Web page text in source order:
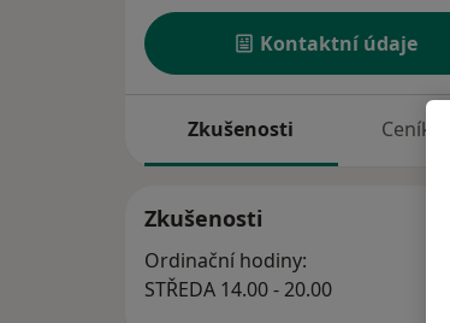
Kontaktní údaje
Zkušenosti Ceník
Zkušenosti
Ordinační hodiny:
STŘEDA 14.00 - 20.00